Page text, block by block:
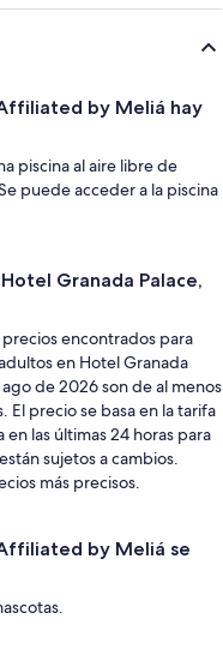
by Meliá hay
piscina al aire libre de
puede acceder a la piscina
Granada Palace,
encontrados para
en Hotel Granada
de 2026 son de al menos
El precio se basa en la tarifa
las últimas 24 horas para
sujetos a cambios.
más precisos.
by Meliá se